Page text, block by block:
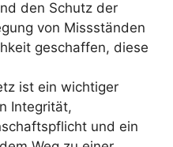
den Schutz der
von Missständen
geschaffen, diese
ist ein wichtiger
Integrität,
und ein